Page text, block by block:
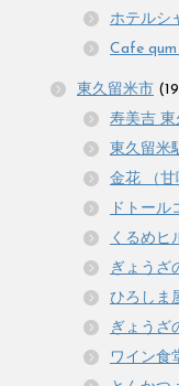
ホテルシ
Cafe qum
東久留米市
寿美吉 東
東久留米
金花 （甘
ドトー
くるめヒ
ぎょうざ
ひろしま
ぎょうざ
ワイン食